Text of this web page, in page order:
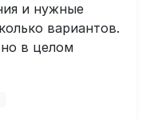
и нужные
вариантов.
в целом